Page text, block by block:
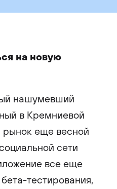
на новую
нашумевший
в Кремниевой
еще весной
сети
все еще
тестирования,